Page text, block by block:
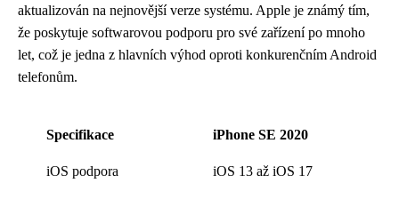
aktualizován na nejnovější verze systému. Apple je známý tím,
že poskytuje softwarovou podporu pro své zařízení po mnoho
let, což je jedna z hlavních výhod oproti konkurenčním Android
telefonům.
Specifikace iPhone SE 2020
iOS podpora iOS 13 až iOS 17